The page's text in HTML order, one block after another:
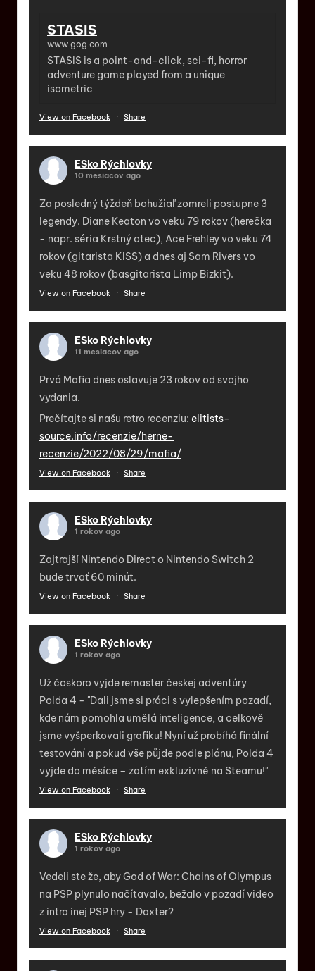
STASIS
www.gog.com
STASIS is a point-and-click, sci-fi, horror
adventure game played from a unique
isometric
View on Facebook · Share
ESko Rýchlovky
10 mesiacov ago
Za posledný týždeň bohužiaľ zomreli postupne 3
legendy. Diane Keaton vo veku 79 rokov (herečka
- napr. séria Krstný otec), Ace Frehley vo veku 74
rokov (gitarista KISS) a dnes aj Sam Rivers vo
veku 48 rokov (basgitarista Limp Bizkit).
View on Facebook · Share
ESko Rýchlovky
11 mesiacov ago
Prvá Mafia dnes oslavuje 23 rokov od svojho
vydania.
Prečítajte si našu retro recenziu: elitists-
source.info/recenzie/herne-
recenzie/2022/08/29/mafia/
View on Facebook · Share
ESko Rýchlovky
1 rokov ago
Zajtrajší Nintendo Direct o Nintendo Switch 2
bude trvať 60 minút.
View on Facebook · Share
ESko Rýchlovky
1 rokov ago
Už čoskoro vyjde remaster českej adventúry
Polda 4 - "Dali jsme si práci s vylepšením pozadí,
kde nám pomohla umělá inteligence, a celkově
jsme vyšperkovali grafiku! Nyní už probíhá finální
testování a pokud vše půjde podle plánu, Polda 4
vyjde do měsíce – zatím exkluzivně na Steamu!"
View on Facebook · Share
ESko Rýchlovky
1 rokov ago
Vedeli ste že, aby God of War: Chains of Olympus
na PSP plynulo načítavalo, bežalo v pozadí video
z intra inej PSP hry - Daxter?
View on Facebook · Share